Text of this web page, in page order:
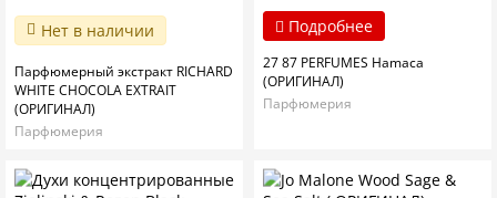
Нет в наличии
Парфюмерный экстракт RICHARD
WHITE CHOCOLA EXTRAIT
(ОРИГИНАЛ)
Парфюмерия
Подробнее
27 87 PERFUMES Hamaca
(ОРИГИНАЛ)
Парфюмерия